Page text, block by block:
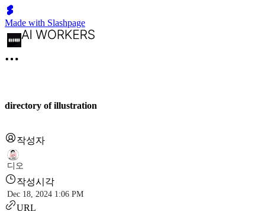
Made with Slashpage
directory of illustration
작성자
디오
작성시각
Dec 18, 2024 1:06 PM
URL